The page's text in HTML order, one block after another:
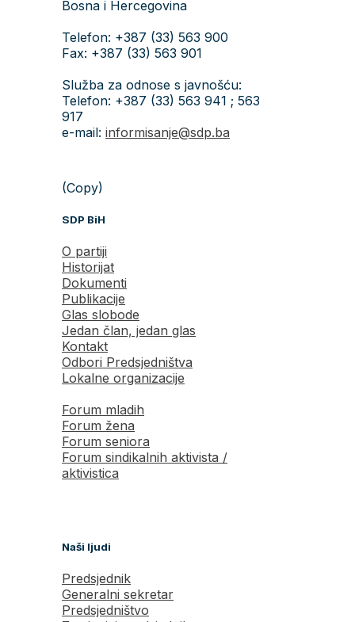
Bosna i Hercegovina
Telefon: +387 (33) 563 900
Fax: +387 (33) 563 901
Služba za odnose s javnošću:
Telefon: +387 (33) 563 941 ; 563
917
e-mail: informisanje@sdp.ba
(Copy)
SDP BiH
O partiji
Historijat
Dokumenti
Publikacije
Glas slobode
Jedan član, jedan glas
Kontakt
Odbori Predsjedništva
Lokalne organizacije
Forum mladih
Forum žena
Forum seniora
Forum sindikalnih aktivista /
aktivistica
Naši ljudi
Predsjednik
Generalni sekretar
Predsjedništvo